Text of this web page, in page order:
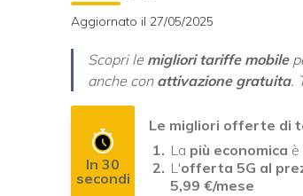
Aggiornato il 27/05/2025
Scopri le migliori tariffe mobile
anche con attivazione gratuita.
In 30
secondi
Le migliori offerte di
La più economica è
L'offerta 5G al
5,99 €/mese